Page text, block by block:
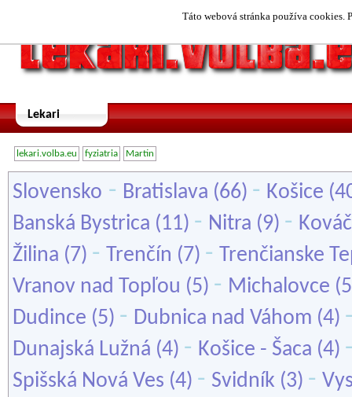
Táto webová stránka používa cookies.
Lekari
lekari.volba.eu fyziatria Martin
Slovensko - Bratislava (66) - Košice
Banská Bystrica (11) - Nitra (9) -
Žilina (7) - Trenčín (7) - Trenčianske
Vranov nad Topľou (5) - Michalovce
Dudince (5) - Dubnica nad Váhom (4)
Dunajská Lužná (4) - Košice - Šaca (4)
Spišská Nová Ves (4) - Svidník (3) -